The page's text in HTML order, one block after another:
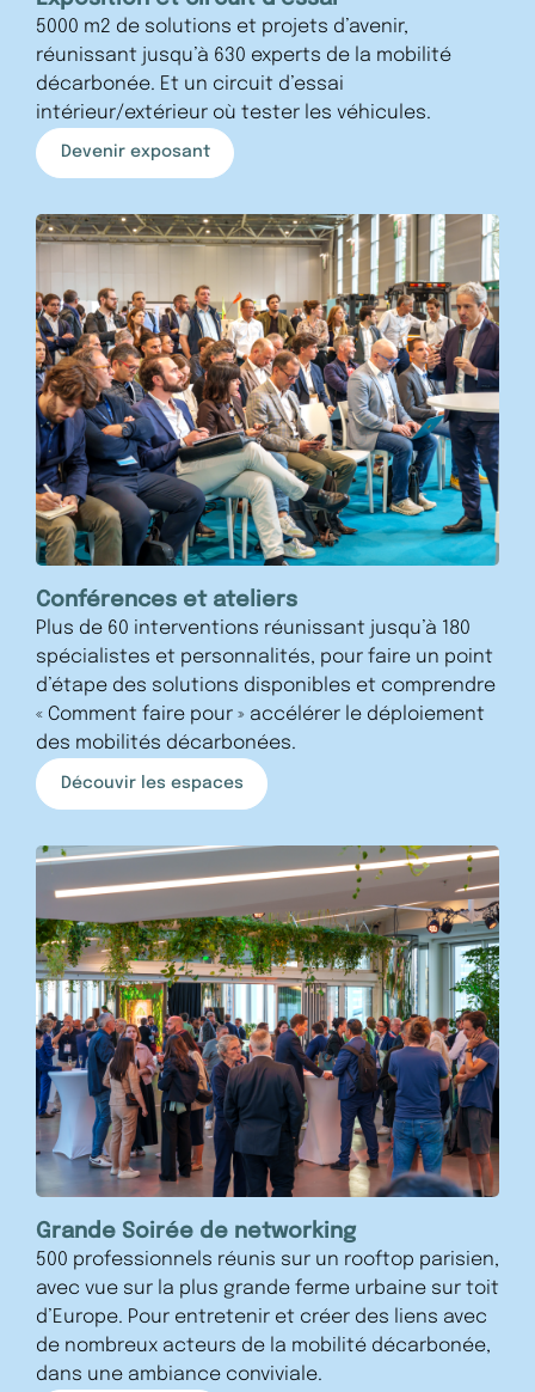
5000 m2 de solutions et projets d’avenir,
réunissant jusqu’à 630 experts de la mobilité
décarbonée. Et un circuit d’essai
intérieur/extérieur où tester les véhicules.
Devenir exposant
Conférences et ateliers
Plus de 60 interventions réunissant jusqu’à 180
spécialistes et personnalités, pour faire un point
d’étape des solutions disponibles et comprendre
« Comment faire pour » accélérer le déploiement
des mobilités décarbonées.
Découvir les espaces
Grande Soirée de networking
500 professionnels réunis sur un rooftop parisien,
avec vue sur la plus grande ferme urbaine sur toit
d’Europe. Pour entretenir et créer des liens avec
de nombreux acteurs de la mobilité décarbonée,
dans une ambiance conviviale.